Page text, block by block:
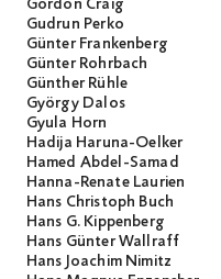
Gordon Craig
Gudrun Perko
Günter Frankenberg
Günter Rohrbach
Günther Rühle
György Dalos
Gyula Horn
Hadija Haruna-Oelker
Hamed Abdel-Samad
Hanna-Renate Laurien
Hans Christoph Buch
Hans G. Kippenberg
Hans Günter Wallraff
Hans Joachim Nimitz